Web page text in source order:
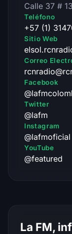
Calle 37 #
Teléfono
+57 (1)
Sitio Web
Correo
Facebook
Twitter
@lafm
Instagram
@lafmoficial
YouTube
@featured
La FM,